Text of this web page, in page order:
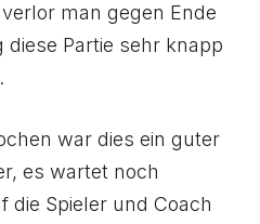
man gegen Ende
Partie sehr knapp
war dies ein guter
es wartet noch
die Spieler und Coach